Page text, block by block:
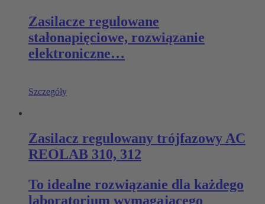
Zasilacze regulowane
stałonapięciowe, rozwiązanie
elektroniczne…
Szczegóły
Zasilacz regulowany trójfazowy AC
REOLAB 310, 312
To idealne rozwiązanie dla każdego
laboratorium wymagającego